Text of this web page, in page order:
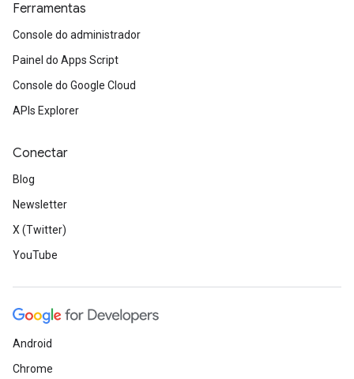
Ferramentas
Console do administrador
Painel do Apps Script
Console do Google Cloud
APIs Explorer
Conectar
Blog
Newsletter
X (Twitter)
YouTube
Android
Chrome